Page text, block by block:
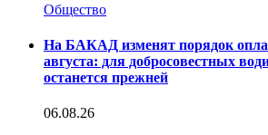
Общество
На БАКАД изменят порядок
августа: для добросовестных
останется прежней
06.08.26